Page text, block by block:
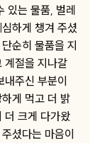
있는 물품, 벌레
하게 챙겨 주셨
순히 물품을 지
계절을 지나갈
주신 부분이
게 먹고 더 밝
더 크게 다가왔
셨다는 마음이